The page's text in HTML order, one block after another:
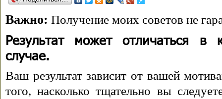
Важно: Получение моих советов не
Результат может отличаться в
случае.
Ваш результат зависит от вашей
того, насколько тщательно вы